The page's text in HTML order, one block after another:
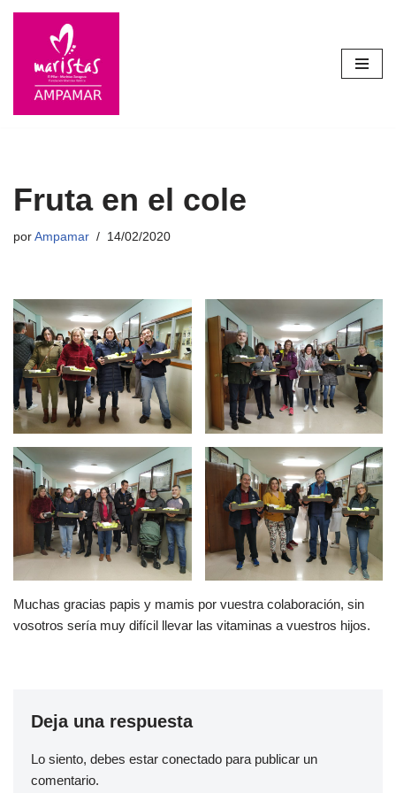
contenido
Fruta en el cole
por Ampamar 14/02/2020
Muchas gracias papis y mamis por vuestra colaboración, sin
vosotros sería muy difícil llevar las vitaminas a vuestros hijos.
Deja una respuesta
Lo siento, debes estar conectado para publicar un
comentario.